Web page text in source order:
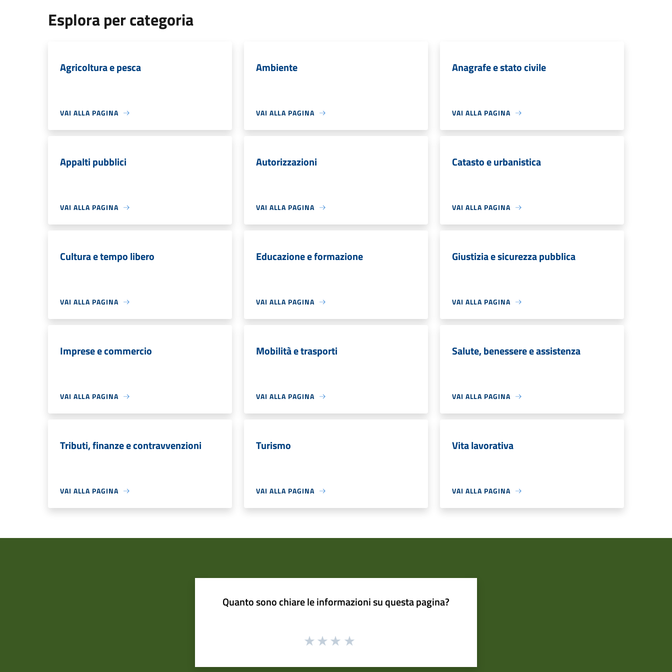
Esplora per categoria
Agricoltura e pesca
VAI ALLA PAGINA
Ambiente
VAI ALLA PAGINA
Anagrafe e stato civile
VAI ALLA PAGINA
Appalti pubblici
VAI ALLA PAGINA
Autorizzazioni
VAI ALLA PAGINA
Catasto e urbanistica
VAI ALLA PAGINA
Cultura e tempo libero
VAI ALLA PAGINA
Educazione e formazione
VAI ALLA PAGINA
Giustizia e sicurezza pubblica
VAI ALLA PAGINA
Imprese e commercio
VAI ALLA PAGINA
Mobilità e trasporti
VAI ALLA PAGINA
Salute, benessere e assistenza
VAI ALLA PAGINA
Tributi, finanze e contravvenzioni
VAI ALLA PAGINA
Turismo
VAI ALLA PAGINA
Vita lavorativa
VAI ALLA PAGINA
Quanto sono chiare le informazioni su questa pagina?